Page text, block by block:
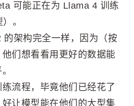
可能正在为 Llama 4 训练
。
架构完全一样，因为（按
们想看看用更好的数据能
流程，毕竟他们已经花了
让模型能在他们的大型集